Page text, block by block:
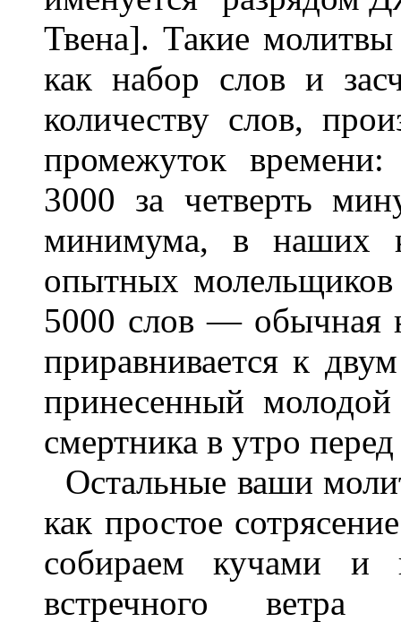
Твена]. Такие
как набор слов и
количеству слов,
промежуток
3000 за четверть
минимума, в наших
опытных
5000 слов — обычная
приравнивается к
принесенный
смертника в утро
Остальные ваши
как простое
собираем кучами и
встречного